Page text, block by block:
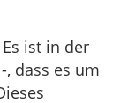
ist in der
, dass es um